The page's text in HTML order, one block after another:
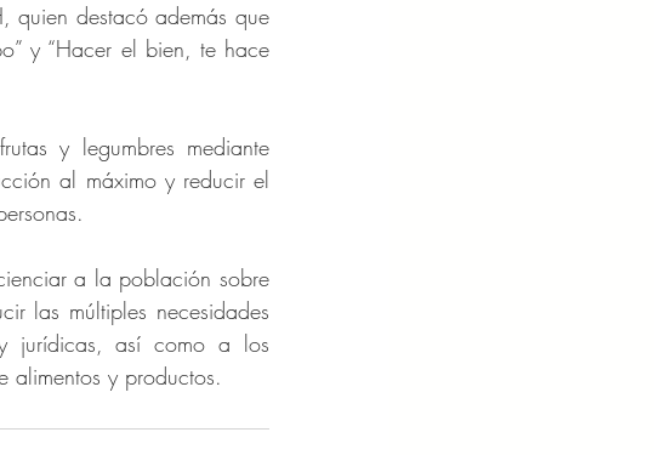
quien destacó además que
y “Hacer el bien, te hace
y legumbres mediante
al máximo y reducir el
a la población sobre
las múltiples necesidades
jurídicas, así como a los
alimentos y productos.